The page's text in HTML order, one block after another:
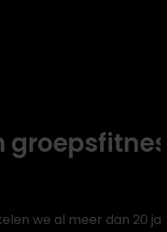
we al meer dan 20